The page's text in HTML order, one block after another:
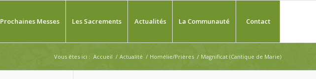
Prochaines Messes Les Sacrements Actualités La Communauté Contact
Vous êtes ici : Accueil / Actualité / Homélie/Prières / Magnificat (Cantique de Marie)